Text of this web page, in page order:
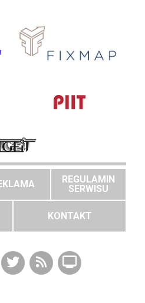
REGULAMIN
SERWISU
KONTAKT